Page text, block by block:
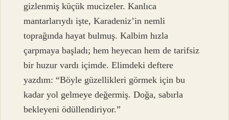
gizlenmiş küçük mucizeler. Kanlıca
mantarlarıydı işte, Karadeniz’in nemli
toprağında hayat bulmuş. Kalbim hızla
çarpmaya başladı; hem heyecan hem de tarifsiz
bir huzur vardı içimde. Elimdeki deftere
yazdım: “Böyle güzellikleri görmek için bu
kadar yol gelmeye değermiş. Doğa, sabırla
bekleyeni ödüllendiriyor.”